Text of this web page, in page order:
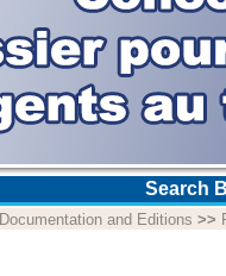
Search
Documentation and Editions >>